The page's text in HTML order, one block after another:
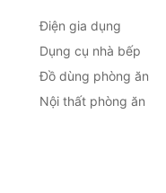
Điện gia dụng
Dụng cụ nhà bếp
Đồ dùng phòng ăn
Nội thất phòng ăn